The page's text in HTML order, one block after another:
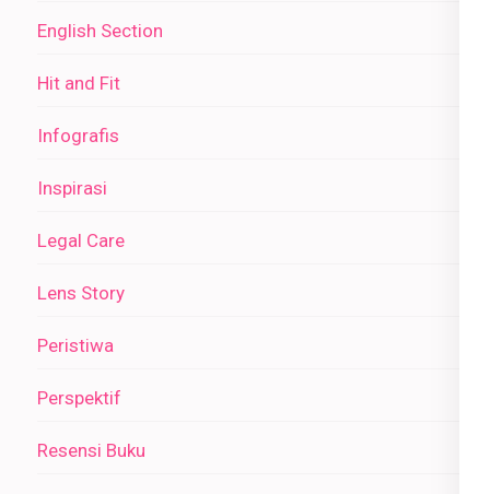
English Section
Hit and Fit
Infografis
Inspirasi
Legal Care
Lens Story
Peristiwa
Perspektif
Resensi Buku